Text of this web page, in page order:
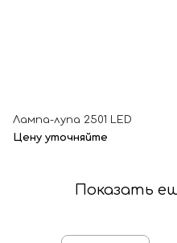
Лампа-лупа 2501 LED
Цену уточняйте
Показать